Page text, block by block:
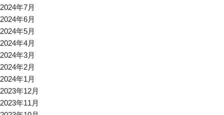
2024年7月
2024年6月
2024年5月
2024年4月
2024年3月
2024年2月
2024年1月
2023年12月
2023年11月